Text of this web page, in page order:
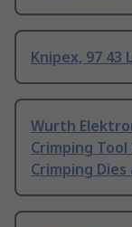
Knipex, 97 43
Wurth
Crimping
Crimping